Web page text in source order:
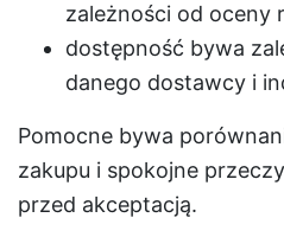
zależności od oceny
dostępność bywa
danego dostawcy i
Pomocne bywa
zakupu i spokojne
przed akceptacją.